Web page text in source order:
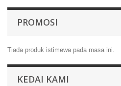
PROMOSI
Tiada produk istimewa pada masa ini.
KEDAI KAMI